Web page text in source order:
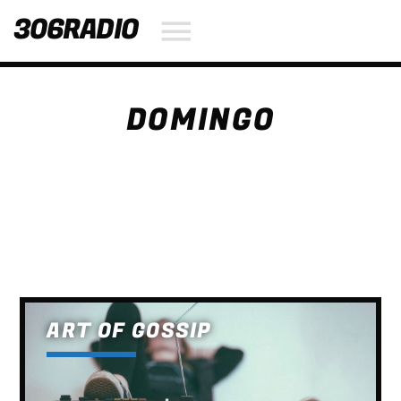
306RADIO
Facebook
Pinterest
NOW ON AIRDOMINGO
ART OF GOSSIP